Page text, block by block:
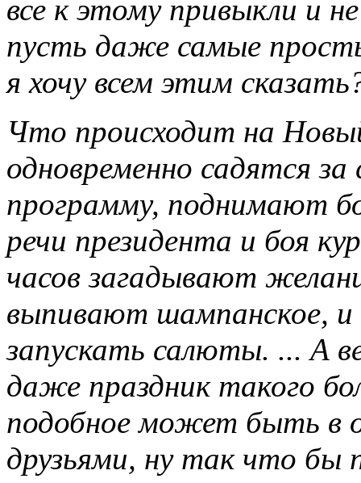
все к этому привыкли и
пусть даже самые
я хочу всем этим
Что происходит на
одновременно садятся
программу, поднимают
речи президента и боя
часов загадывают
выпивают шампанское, и
запускать салюты. ... А
даже праздник такого
подобное может быть в
друзьями, ну так что бы